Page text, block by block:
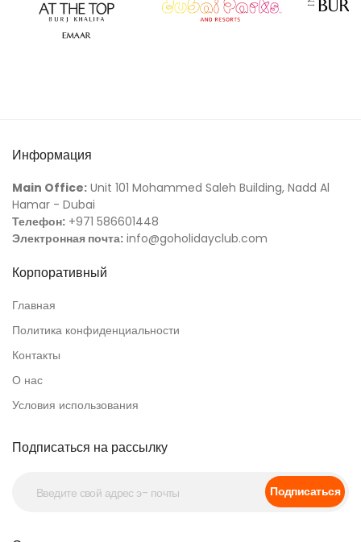
Информация
Main Office: Unit 101 Mohammed Saleh Building, Nadd Al
Hamar - Dubai
Телефон: +971 586601448
Электронная почта: info@goholidayclub.com
Корпоративный
Главная
Политика конфиденциальности
Контакты
О нас
Условия использования
Подписаться на рассылку
Подписаться